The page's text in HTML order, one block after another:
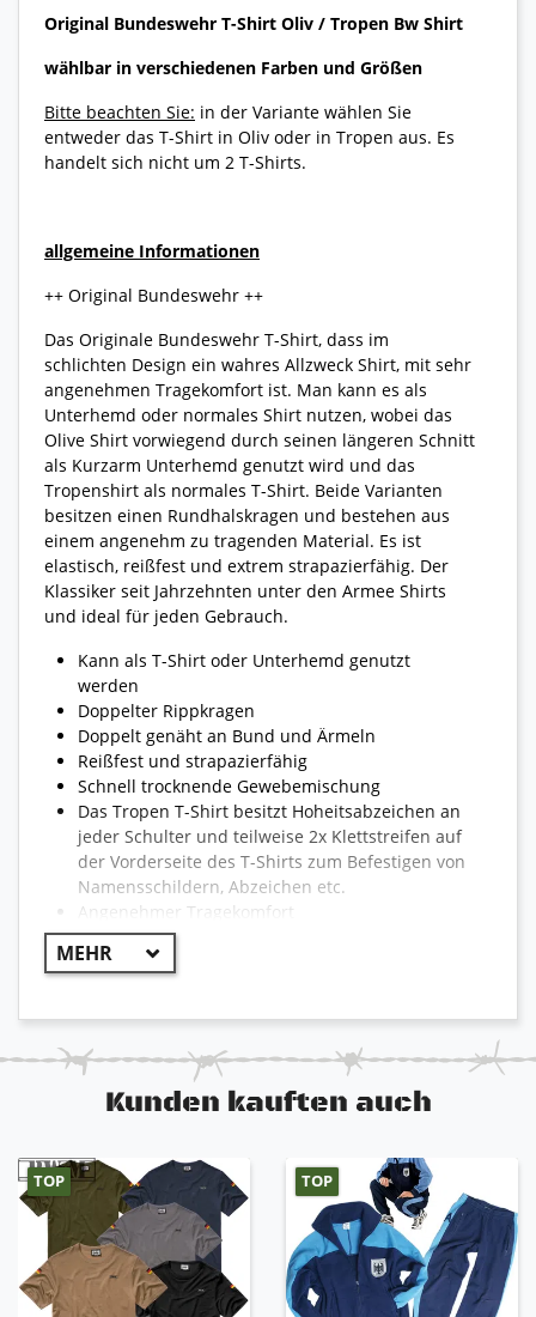
Original Bundeswehr T-Shirt Oliv / Tropen Bw Shirt
wählbar in verschiedenen Farben und Größen
Bitte beachten Sie: in der Variante wählen Sie
entweder das T-Shirt in Oliv oder in Tropen aus. Es
handelt sich nicht um 2 T-Shirts.
allgemeine Informationen
++ Original Bundeswehr ++
Das Originale Bundeswehr T-Shirt, dass im
schlichten Design ein wahres Allzweck Shirt, mit sehr
angenehmen Tragekomfort ist. Man kann es als
Unterhemd oder normales Shirt nutzen, wobei das
Olive Shirt vorwiegend durch seinen längeren Schnitt
als Kurzarm Unterhemd genutzt wird und das
Tropenshirt als normales T-Shirt. Beide Varianten
besitzen einen Rundhalskragen und bestehen aus
einem angenehm zu tragenden Material. Es ist
elastisch, reißfest und extrem strapazierfähig. Der
Klassiker seit Jahrzehnten unter den Armee Shirts
und ideal für jeden Gebrauch.
Kann als T-Shirt oder Unterhemd genutzt
werden
Doppelter Rippkragen
Doppelt genäht an Bund und Ärmeln
Reißfest und strapazierfähig
Schnell trocknende Gewebemischung
Das Tropen T-Shirt besitzt Hoheitsabzeichen an
jeder Schulter und teilweise 2x Klettstreifen auf
der Vorderseite des T-Shirts zum Befestigen von
Namensschildern, Abzeichen etc.
Angenehmer Tragekomfort
Kunden kauften auch
TOP TOP